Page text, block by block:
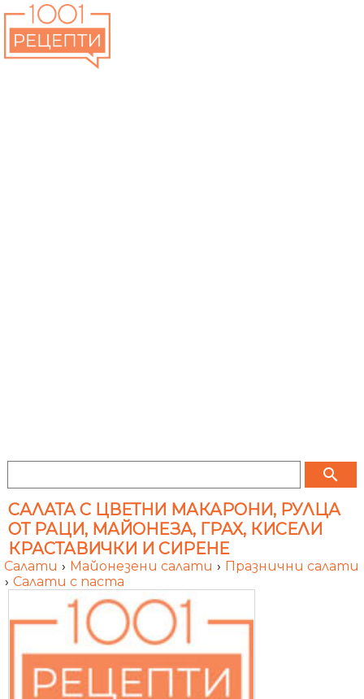
search
САЛАТА С ЦВЕТНИ МАКАРОНИ, РУЛЦА
ОТ РАЦИ, МАЙОНЕЗА, ГРАХ, КИСЕЛИ
КРАСТАВИЧКИ И СИРЕНЕ
Салати › Майонезени салати › Празнични салати
› Салати с паста